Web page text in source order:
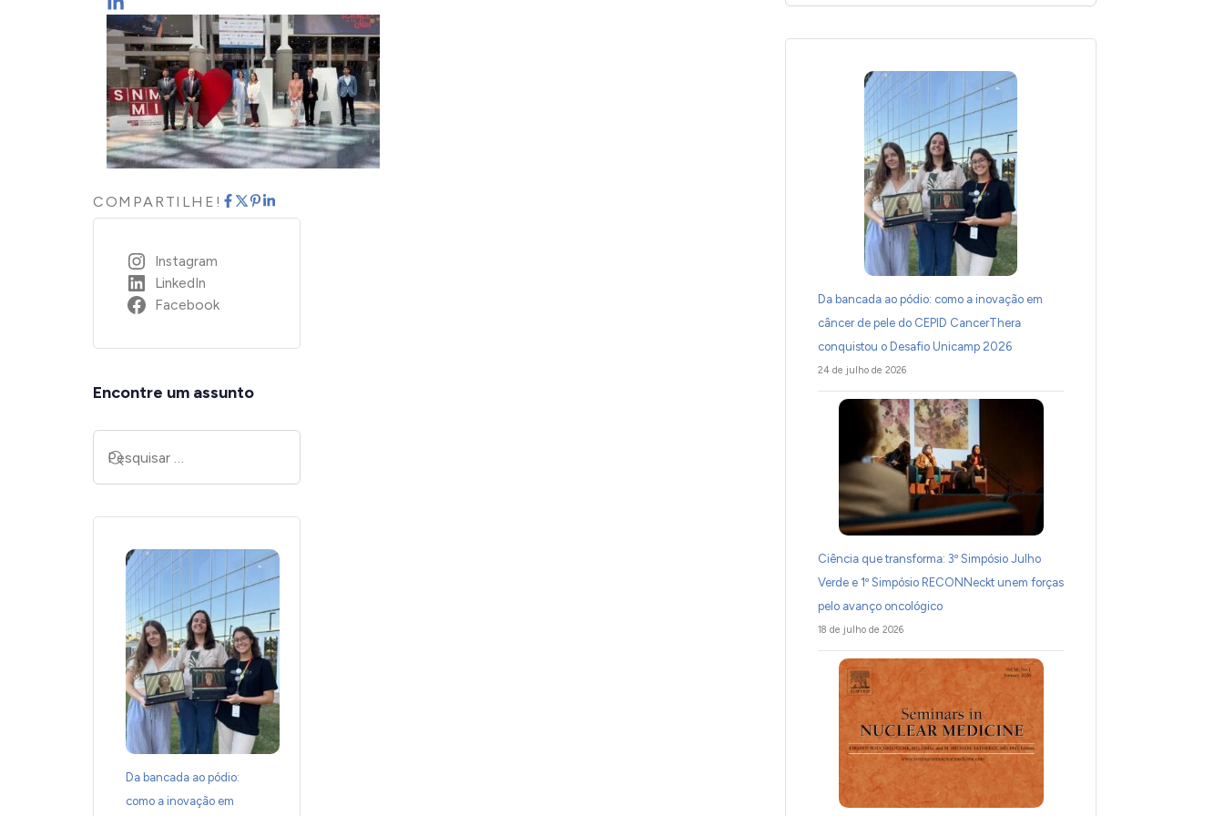
COMPARTILHE!
Instagram
LinkedIn
Facebook
Encontre um assunto
Da bancada ao pódio:
como a inovação em
Da bancada ao pódio: como a inovação em
câncer de pele do CEPID CancerThera
conquistou o Desafio Unicamp 2026
24 de julho de 2026
Ciência que transforma: 3º Simpósio Julho
Verde e 1º Simpósio RECONNeckt unem forças
pelo avanço oncológico
18 de julho de 2026